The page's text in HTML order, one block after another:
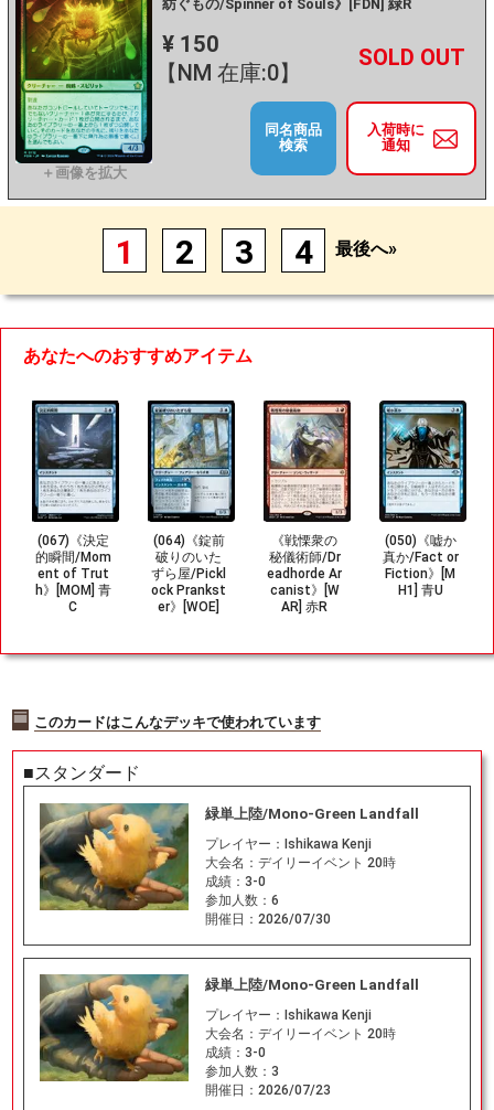
紡ぐもの/Spinner of Souls》[FDN] 緑R
¥ 150
【NM 在庫:0】
－ +
入荷時に
通知
同名商品
検索
1 2 3 4 最後へ»
あなたへのおすすめアイテム
(067)《決定
的瞬間/Mom
ent of Trut
h》[MOM] 青
C
(064)《錠前
破りのいた
ずら屋/Pickl
ock Prankst
er》[WOE]
《戦慄衆の
秘儀術師/Dr
eadhorde Ar
canist》[W
AR] 赤R
(050)《嘘か
真か/Fact or
Fiction》[M
H1] 青U
このカードはこんなデッキで使われています
■スタンダード
緑単上陸/Mono-Green Landfall
プレイヤー： Ishikawa Kenji
大会名： デイリーイベント 20時
成績： 3-0
参加人数： 6
開催日： 2026/07/30
緑単上陸/Mono-Green Landfall
プレイヤー： Ishikawa Kenji
大会名： デイリーイベント 20時
成績： 3-0
参加人数： 3
開催日： 2026/07/23